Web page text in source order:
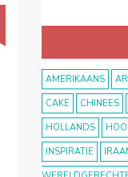
AMERIKAANS
CAKE
CHINEES
HOLLANDS
INSPIRATIE